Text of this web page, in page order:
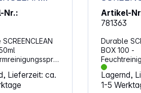
Nr.:
Pumpspray
Lieferzeit: ca.
BOX 100
Artikel-
781363
Durable
BOX 100 -
(573602).
Bildschirme
Lagernd,
1-5